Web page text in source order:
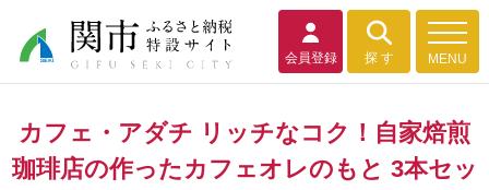
会員登録 探 す MENU
カフェ・アダチ リッチなコク！自家焙煎
珈琲店の作ったカフェオレのもと 3本セッ